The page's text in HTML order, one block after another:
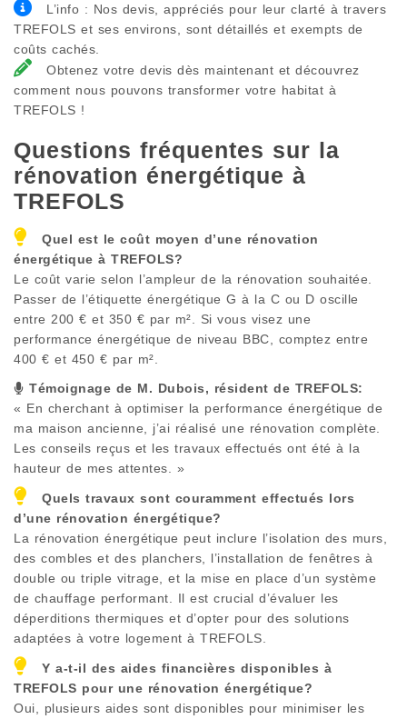
L’info : Nos devis, appréciés pour leur clarté à travers
TREFOLS et ses environs, sont détaillés et exempts de
coûts cachés.
Obtenez votre devis dès maintenant et découvrez
comment nous pouvons transformer votre habitat à
TREFOLS !
Questions fréquentes sur la
rénovation énergétique à
TREFOLS
Quel est le coût moyen d’une rénovation
énergétique à TREFOLS?
Le coût varie selon l’ampleur de la rénovation souhaitée.
Passer de l’étiquette énergétique G à la C ou D oscille
entre 200 € et 350 € par m². Si vous visez une
performance énergétique de niveau BBC, comptez entre
400 € et 450 € par m².
Témoignage de M. Dubois, résident de TREFOLS:
« En cherchant à optimiser la performance énergétique de
ma maison ancienne, j’ai réalisé une rénovation complète.
Les conseils reçus et les travaux effectués ont été à la
hauteur de mes attentes. »
Quels travaux sont couramment effectués lors
d’une rénovation énergétique?
La rénovation énergétique peut inclure l’isolation des murs,
des combles et des planchers, l’installation de fenêtres à
double ou triple vitrage, et la mise en place d’un système
de chauffage performant. Il est crucial d’évaluer les
déperditions thermiques et d’opter pour des solutions
adaptées à votre logement à TREFOLS
Y a-t-il des aides financières disponibles à
TREFOLS pour une rénovation énergétique?
Oui, plusieurs aides sont disponibles pour minimiser les